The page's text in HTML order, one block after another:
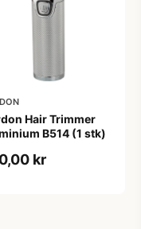
Hair Trimmer
B514 (1 stk)
kr